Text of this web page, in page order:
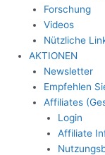
Forschung
Videos
Nützliche
AKTIONEN
Newsletter
Empfehlen
Affiliates
Login
Affiliate